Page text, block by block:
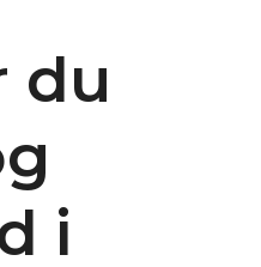
du
i